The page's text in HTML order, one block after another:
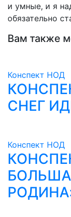
и умные, и я
обязательно
Вам также
Конспект НОД
СНЕГ
Конспект НОД